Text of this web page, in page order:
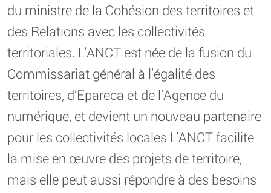
du ministre de la Cohésion des territoires et
des Relations avec les collectivités
territoriales. L’ANCT est née de la fusion du
Commissariat général à l’égalité des
territoires, d’Epareca et de l’Agence du
numérique, et devient un nouveau partenaire
pour les collectivités locales L’ANCT facilite
la mise en œuvre des projets de territoire,
mais elle peut aussi répondre à des besoins